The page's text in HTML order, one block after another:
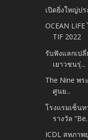
เปิดยิ่งใหญ่ป
OCEAN
TIF 2022
รับฟังแลกเป
เยาวชนรุ่...
The Nine พร
ศูนย...
โรงแรมเซ็น
รางวัล
ICDL สหภาพ